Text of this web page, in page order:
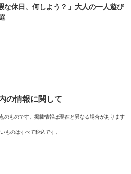
な休日、何しよう？」大人の一人遊び
の情報に関して
ものです。掲載情報は現在と異なる場合があります
ものはすべて税込です。